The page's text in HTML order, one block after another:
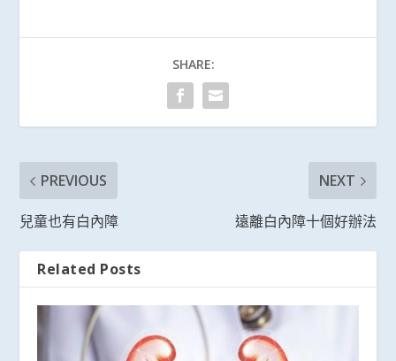
SHARE:
PREVIOUS
兒童也有白內障
NEXT
遠離白內障十個好辦法
Related Posts